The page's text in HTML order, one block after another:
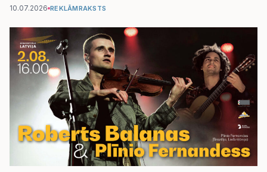
10.07.2026 REKLĀMRAKSTS